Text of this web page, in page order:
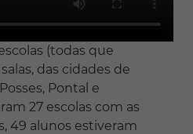
(todas que
das cidades de
Pontal e
27 escolas com as
49 alunos estiveram